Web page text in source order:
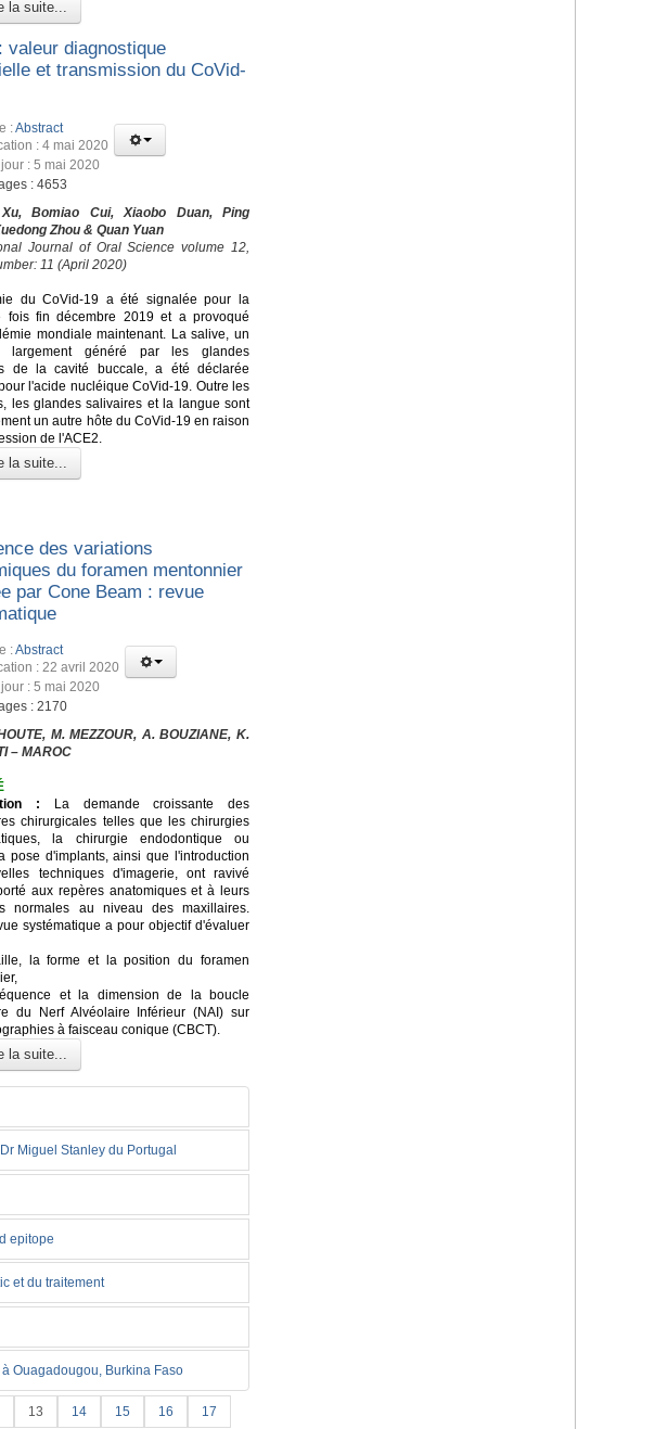
la suite...
valeur diagnostique
et transmission du CoVid-
:Abstract
: 4 mai 2020
jour : 5 mai 2020
: 4653
Bomiao Cui, Xiaobo Duan, Ping
Zhou & Quan Yuan
Journal of Oral Science volume 12,
11 (April 2020)
du CoVid-19 a été signalée pour la
fois fin décembre 2019 et a provoqué
mondiale maintenant. La salive, un
largement généré par les glandes
de la cavité buccale, a été déclarée
l'acide nucléique CoVid-19. Outre les
les glandes salivaires et la langue sont
un autre hôte du CoVid-19 en raison
de l'ACE2.
la suite...
des variations
du foramen mentonnier
par Cone Beam : revue
:Abstract
: 22 avril 2020
jour : 5 mai 2020
: 2170
M. MEZZOUR, A. BOUZIANE, K.
– MAROC
: La demande croissante des
chirurgicales telles que les chirurgies
la chirurgie endodontique ou
pose d'implants, ainsi que l'introduction
techniques d'imagerie, ont ravivé
aux repères anatomiques et à leurs
normales au niveau des maxillaires.
systématique a pour objectif d'évaluer
la forme et la position du foramen
et la dimension de la boucle
du Nerf Alvéolaire Inférieur (NAI) sur
à faisceau conique (CBCT).
la suite...
Miguel Stanley du Portugal
epitope
et du traitement
Ouagadougou, Burkina Faso
13 14 15 16 17